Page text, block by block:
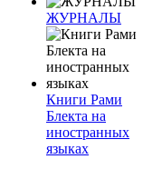
ЖУРНАЛЫ
Книги Рами
Блекта на
иностранных
языках